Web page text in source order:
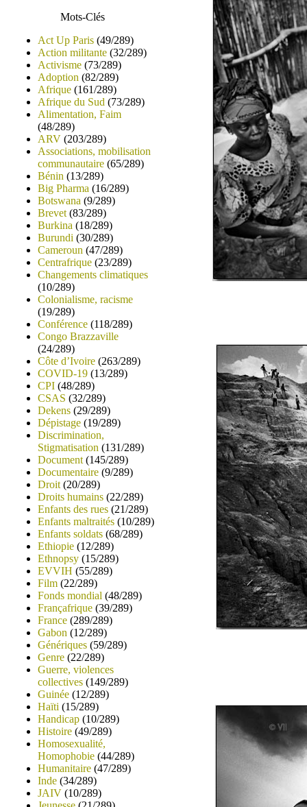
Mots-Clés
Act Up Paris (49/289)
Action militante (32/289)
Activisme (73/289)
Adoption (82/289)
Afrique (161/289)
Afrique du Sud (73/289)
Alimentation, Faim
(48/289)
ARV (203/289)
Associations, mobilisation
communautaire (65/289)
Bénin (13/289)
Big Pharma (16/289)
Botswana (9/289)
Brevet (83/289)
Burkina (18/289)
Burundi (30/289)
Cameroun (47/289)
Centrafrique (23/289)
Changements climatiques
(10/289)
Colonialisme, racisme
(19/289)
Conférence (118/289)
Congo Brazzaville
(24/289)
Côte d’Ivoire (263/289)
COVID-19 (13/289)
CPI (48/289)
CSAS (32/289)
Dekens (29/289)
Dépistage (19/289)
Discrimination,
Stigmatisation (131/289)
Document (145/289)
Documentaire (9/289)
Droit (20/289)
Droits humains (22/289)
Enfants des rues (21/289)
Enfants maltraités (10/289)
Enfants soldats (68/289)
Ethiopie (12/289)
Ethnopsy (15/289)
EVVIH (55/289)
Film (22/289)
Fonds mondial (48/289)
Françafrique (39/289)
France (289/289)
Gabon (12/289)
Génériques (59/289)
Genre (22/289)
Guerre, violences
collectives (149/289)
Guinée (12/289)
Haïti (15/289)
Handicap (10/289)
Histoire (49/289)
Homosexualité,
Homophobie (44/289)
Humanitaire (47/289)
Inde (34/289)
JAIV (10/289)